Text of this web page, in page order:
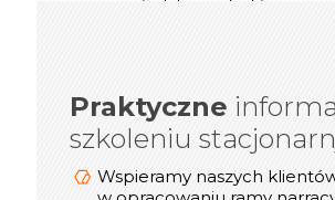
wypracowują dobre praktyki.
Praktyczne
szkoleniu
Wspieramy naszych
informacje o
szkoleniu online/
Dostosowujemy technologię